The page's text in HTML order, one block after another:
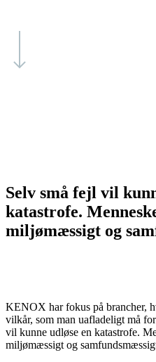
Selv små fejl vil
katastrofe.
miljømæssigt og
KENOX har fokus på brancher,
vilkår, som man uafladeligt må
vil kunne udløse en katastrofe.
miljømæssigt og